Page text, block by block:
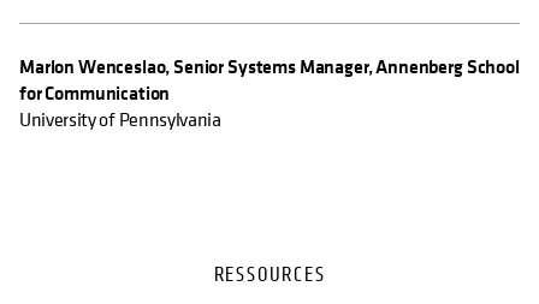
Marlon Wenceslao, Senior Systems Manager, Annenberg School
for Communication
University of Pennsylvania
RESSOURCES